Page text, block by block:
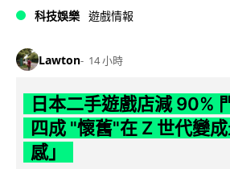
科技娛樂 遊戲情報
Lawton 14 小時
日本二手遊戲店減 90%
四成 "懷舊"在 Z 世代變
感」